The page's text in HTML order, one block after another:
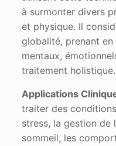
à surmonter divers
et physique. Il
globalité, prenant
mentaux,
traitement holistique​.
Applications
traiter des
stress, la gestion de
sommeil, les